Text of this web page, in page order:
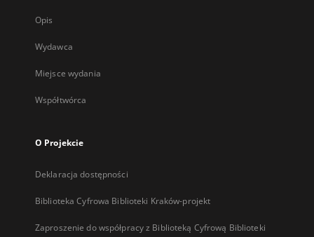
Opis
Wydawca
Miejsce wydania
Współtwórca
O Projekcie
Deklaracja dostępności
Biblioteka Cyfrowa Biblioteki Kraków-projekt
Zaproszenie do współpracy z Biblioteką Cyfrową Biblioteki